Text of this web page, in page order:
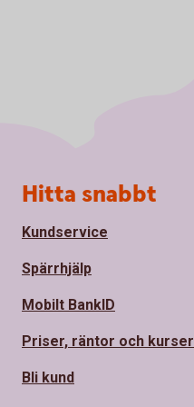
Sidfot
Hitta snabbt
Kundservice
Spärrhjälp
Mobilt BankID
Priser, räntor och kurser
Bli kund